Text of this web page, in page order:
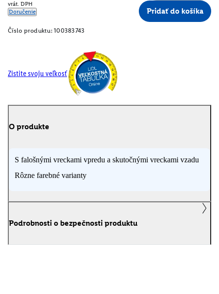
vrát. DPH
Doručenie
Pridať do košíka
Číslo produktu: 100383743
Zistite svoju veľkosť
O produkte
S falošnými vreckami vpredu a skutočnými vreckami vzadu
Rôzne farebné varianty
Podrobnosti o bezpečnosti produktu